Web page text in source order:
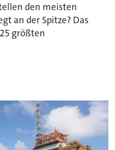
den meisten
an der Spitze? Das
größten